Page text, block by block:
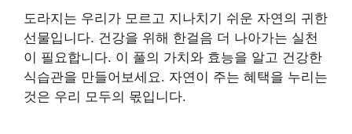
도라지는 우리가 모르고 지나치기 쉬운 자연의 귀한
선물입니다. 건강을 위해 한걸음 더 나아가는 실천
이 필요합니다. 이 풀의 가치와 효능을 알고 건강한
식습관을 만들어보세요. 자연이 주는 혜택을 누리는
것은 우리 모두의 몫입니다.